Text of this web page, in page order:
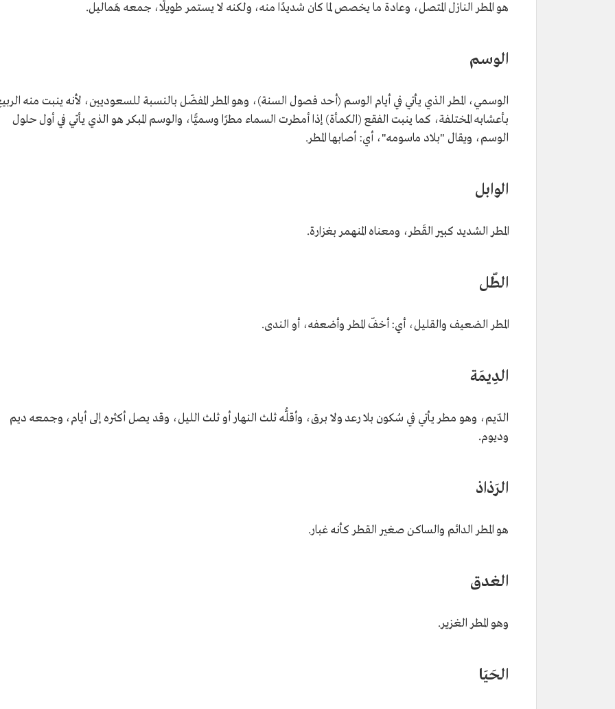
هو المطر النازل المتصل، وعادة ما يخصص لما كان شديدًا منه، ولكنه لا يستمر طويلًا، جمعه هَماليل.
الوسم
الوسمي، المطر الذي يأتي في أيام الوسم (أحد فصول السنة)، وهو المطر المفضّل بالنسبة للسعوديين، لأنه ينبت منه
بأعشابه المختلفة، كما ينبت الفقع (الكمأة) إذا أمطرت السماء مطرًا وسميًّا، والوسم المبكر هو الذي يأتي في أول حلول
الوسم، ويقال "بلاد ماسومه"، أي: أصابها المطر.
الوابل
المطر الشديد كبير القَطر، ومعناه المنهمر بغزارة.
الطّل
المطر الضعيف والقليل، أي: أخفّ المطر وأضعفه، أو الندى.
الدِيمَة
الدّيم، وهو مطر يأتي في سُكون بلا رعد ولا برق، وأقلُّه ثلث النهار أو ثلث الليل، وقد يصل أكثره إلى أيام، وجمعه ديم
وديوم.
الرَذاذ
هو المطر الدائم والساكن صغير القطر كأنه غبار.
الغدق
وهو المطر الغزير.
الحَيَا